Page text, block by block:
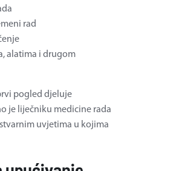
rad
alatima i drugom
pogled djeluje
je liječniku medicine rada
uvjetima u kojima